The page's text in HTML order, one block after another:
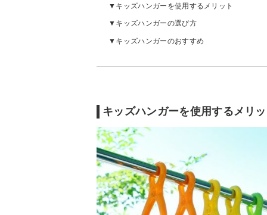
キッズハンガーを使用するメリット
キッズハンガーの選び方
キッズハンガーのおすすめ
キッズハンガーを使用するメリ